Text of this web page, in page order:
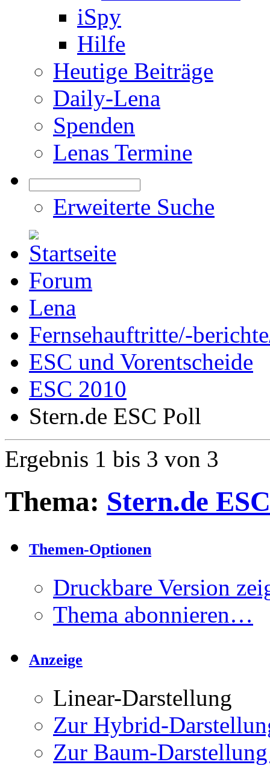
iSpy
Hilfe
Heutige Beiträge
Daily-Lena
Spenden
Lenas Termine
Erweiterte Suche
Forum
Lena
Fernsehauftritte/-
ESC und Vorentscheide
ESC 2010
Stern.de ESC Poll
Ergebnis 1 bis 3 von 3
Thema: Stern.de
Themen-Optionen
Druckbare Version
Thema abonnieren…
Anzeige
Linear-Darstellung
Zur Hybrid-
Zur Baum-